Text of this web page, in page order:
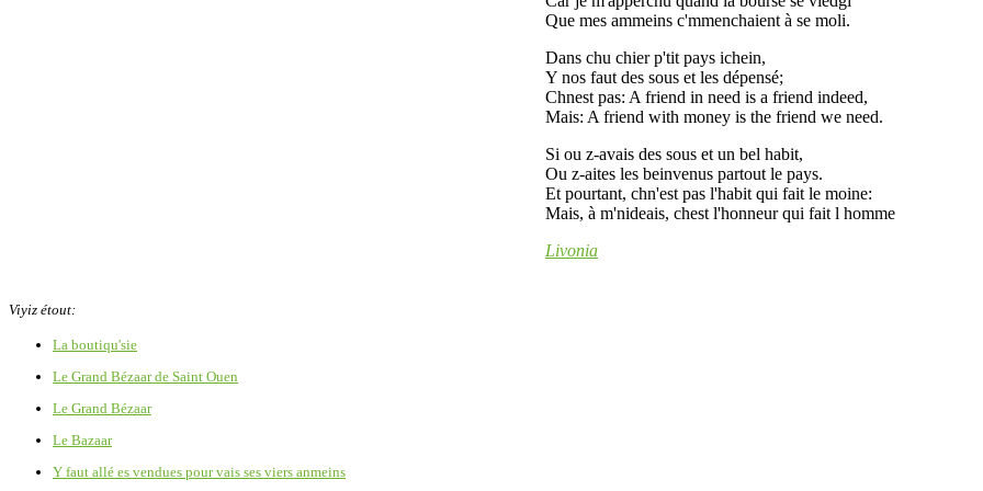
Que mes ammeins c'mmenchaient à se moli.
Dans chu chier p'tit pays ichein,
Y nos faut des sous et les dépensé;
Chnest pas: A friend in need is a friend indeed,
Mais: A friend with money is the friend we need.
Si ou z-avais des sous et un bel habit,
Ou z-aites les beinvenus partout le pays.
Et pourtant, chn'est pas l'habit qui fait le moine:
Mais, à m'nideais, chest l'honneur qui fait l homme
Livonia
Viyiz étout:
La boutiqu'sie
Le Grand Bézaar de Saint Ouen
Le Grand Bézaar
Le Bazaar
Y faut allé es vendues pour vais ses viers anmeins